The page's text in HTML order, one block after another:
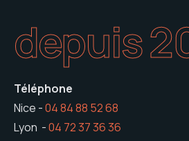
depuis
Téléphone
Nice -04 84 88 52 68
Lyon -04 72 37 36 36